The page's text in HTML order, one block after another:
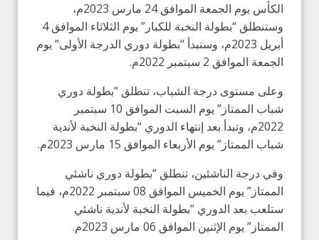
الكأس يوم الجمعة الموافق 24 مارس 2023م،
وستنطلق “بطولة النخبة للكبار” يوم الثلاثاء الموافق 4
أبريل 2023م، وستبدأ “بطولة دوري الدرجة الأولى” يوم
الجمعة الموافق 2 سبتمبر 2022م.
وعلى مستوى درجة الشباب، تنطلق “بطولة دوري
شباب الممتاز” يوم السبت الموافق 10 سبتمبر
2022م، وتبدأ بعد إنتهاء الدوري “بطولة النخبة لأندية
شباب الممتاز” يوم الأربعاء الموافق 15 مارس 2023م.
وفي درجة الناشئين، تنطلق “بطولة دوري ناشئي
الممتاز” يوم الخميس الموافق 08 سبتمبر 2022م، فيما
ستلعب بعد الدوري “بطولة النخبة لأندية ناشئي
الممتاز” يوم الإثنين الموافق 06 مارس 2023م.